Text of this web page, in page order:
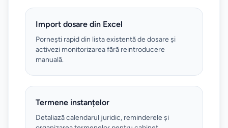
Import dosare din Excel
Pornești rapid din lista existentă de dosare și
activezi monitorizarea fără reintroducere
manuală.
Termene instanțelor
Detaliază calendarul juridic, reminderele și